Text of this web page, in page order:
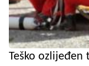
Teško